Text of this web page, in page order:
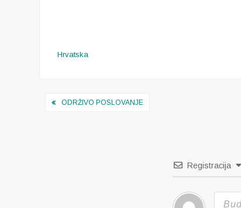
Hrvatska
Navigacija
ODRŽIVO POSLOVANJE
Registracija